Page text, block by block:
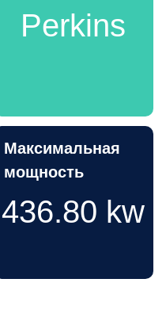
Perkins
Максимальная
мощность
436.80 kw